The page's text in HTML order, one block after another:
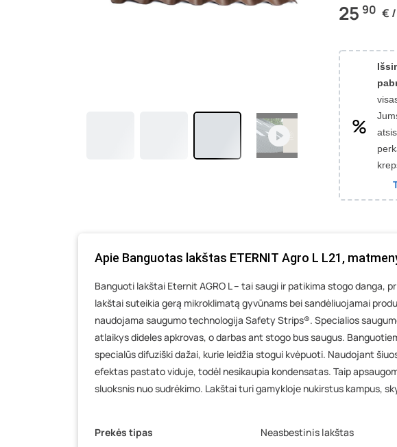
25 90 €
Apie Banguotas lakštas ETERNIT Agro L L21,
Banguoti lakštai Eternit AGRO L – tai saugi ir patikima stogo danga,
lakštai suteikia gerą mikroklimatą gyvūnams bei sandėliuojamai
naudojama saugumo technologija Safety Strips®. Specialios
atlaikys dideles apkrovas, o darbas ant stogo bus saugus.
specialūs difuziški dažai, kurie leidžia stogui kvėpuoti. Naudojant
efektas pastato viduje, todėl nesikaupia kondensatas. Taip
sluoksnis nuo sudrėkimo. Lakštai turi gamykloje nukirstus kampus,
Prekės tipas Neasbestinis lakštas